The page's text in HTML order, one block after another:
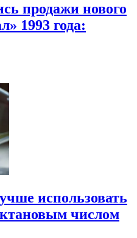
продажи нового
1993 года:
использовать
числом